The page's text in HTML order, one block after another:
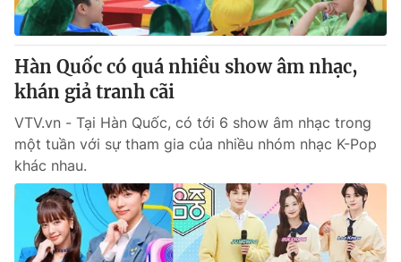
Hàn Quốc có quá nhiều show âm nhạc,
khán giả tranh cãi
VTV.vn - Tại Hàn Quốc, có tới 6 show âm nhạc trong
một tuần với sự tham gia của nhiều nhóm nhạc K-Pop
khác nhau.